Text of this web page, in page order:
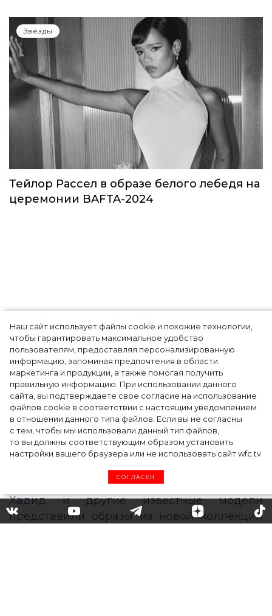
Наш сайт использует файлы cookie и похожие технологии,
чтобы гарантировать максимальное удобство
пользователям, предоставляя персонализированную
информацию, запоминая предпочтения в области
маркетинга и продукции, а также помогая получить
правильную информацию. При использовании данного
сайта, вы подтверждаете свое согласие на использование
файлов cookie в соответствии с настоящим уведомлением
в отношении данного типа файлов. Если вы не согласны
с тем, чтобы мы использовали данный тип файлов,
то вы должны соответствующим образом установить
настройки вашего браузера или не использовать сайт wfc.tv
СОГЛАСЕН
Звезды в космосе: как на самом деле
прошло путешествие Кэти Пэрри
Тейлор Рассел в образе белого лебедя на
церемонии BAFTA-2024
«Это большой промах»: